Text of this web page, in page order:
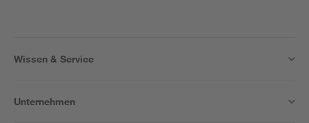
Wissen & Service
Unternehmen